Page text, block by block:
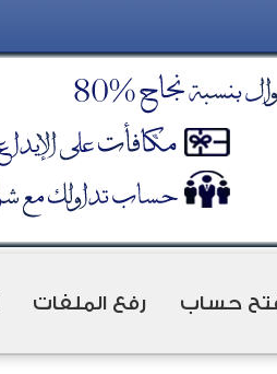
حساب رفع الملفات